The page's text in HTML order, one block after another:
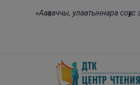
«Ааҕааччы, улаатыннара